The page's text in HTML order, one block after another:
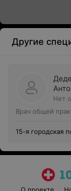
Другие
Нет
Врач общей
15-я городская